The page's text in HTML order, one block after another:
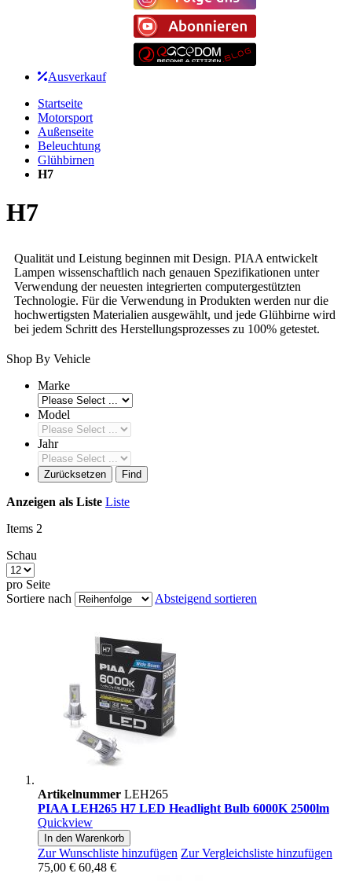
Ausverkauf
Startseite
Motorsport
Außenseite
Beleuchtung
Glühbirnen
H7
H7
Qualität und Leistung beginnen mit Design. PIAA entwickelt
Lampen wissenschaftlich nach genauen Spezifikationen unter
Verwendung der neuesten integrierten computergestützten
Technologie. Für die Verwendung in Produkten werden nur die
hochwertigsten Materialien ausgewählt, und jede Glühbirne wird
bei jedem Schritt des Herstellungsprozesses zu 100% getestet.
Shop By Vehicle
Marke
Model
Jahr
Zurücksetzen Find
Anzeigen als Liste Liste
Items 2
Schau
pro Seite
Sortiere nach
Absteigend sortieren
Artikelnummer LEH265
PIAA LEH265 H7 LED Headlight Bulb 6000K 2500lm
Quickview
In den Warenkorb
Zur Wunschliste hinzufügen Zur Vergleichsliste hinzufügen
75,00 € 60,48 €